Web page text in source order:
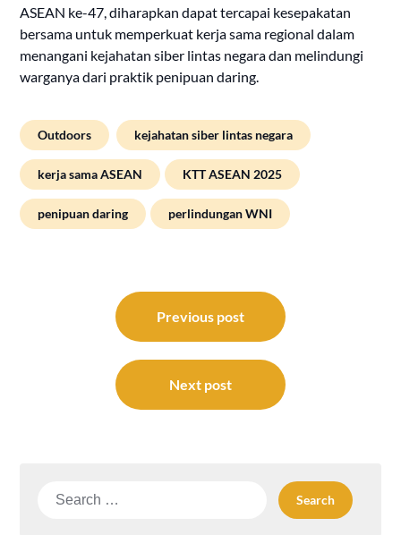
ASEAN ke-47, diharapkan dapat tercapai kesepakatan
bersama untuk memperkuat kerja sama regional dalam
menangani kejahatan siber lintas negara dan melindungi
warganya dari praktik penipuan daring.
Outdoors kejahatan siber lintas negara
kerja sama ASEAN KTT ASEAN 2025
penipuan daring perlindungan WNI
navigation
Previous post
Next post
Search